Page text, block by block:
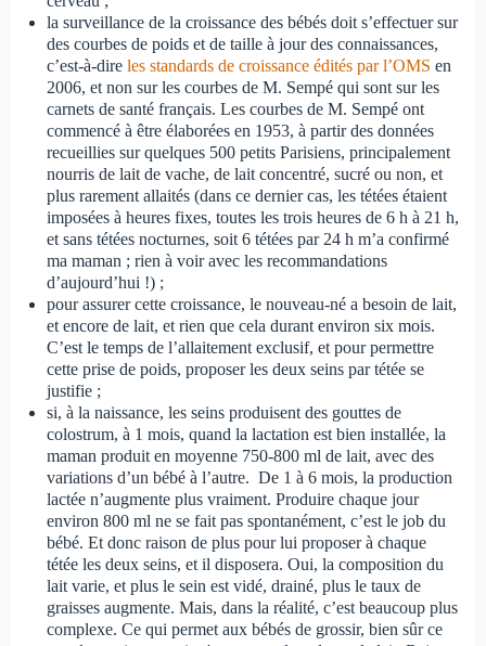
la surveillance de la croissance des bébés doit s’effectuer sur
des courbes de poids et de taille à jour des connaissances,
c’est-à-dire les standards de croissance édités par l’OMS en
2006, et non sur les courbes de M. Sempé qui sont sur les
carnets de santé français. Les courbes de M. Sempé ont
commencé à être élaborées en 1953, à partir des données
recueillies sur quelques 500 petits Parisiens, principalement
nourris de lait de vache, de lait concentré, sucré ou non, et
plus rarement allaités (dans ce dernier cas, les tétées étaient
imposées à heures fixes, toutes les trois heures de 6 h à 21 h,
et sans tétées nocturnes, soit 6 tétées par 24 h m’a confirmé
ma maman ; rien à voir avec les recommandations
d’aujourd’hui !) ;
pour assurer cette croissance, le nouveau-né a besoin de lait,
et encore de lait, et rien que cela durant environ six mois.
C’est le temps de l’allaitement exclusif, et pour permettre
cette prise de poids, proposer les deux seins par tétée se
justifie ;
si, à la naissance, les seins produisent des gouttes de
colostrum, à 1 mois, quand la lactation est bien installée, la
maman produit en moyenne 750-800 ml de lait, avec des
variations d’un bébé à l’autre. De 1 à 6 mois, la production
lactée n’augmente plus vraiment. Produire chaque jour
environ 800 ml ne se fait pas spontanément, c’est le job du
bébé. Et donc raison de plus pour lui proposer à chaque
tétée les deux seins, et il disposera. Oui, la composition du
lait varie, et plus le sein est vidé, drainé, plus le taux de
graisses augmente. Mais, dans la réalité, c’est beaucoup plus
complexe. Ce qui permet aux bébés de grossir, bien sûr ce